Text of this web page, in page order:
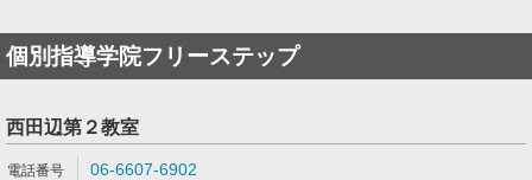
個別指導学院フリーステップ
西田辺第２教室
06-6607-6902